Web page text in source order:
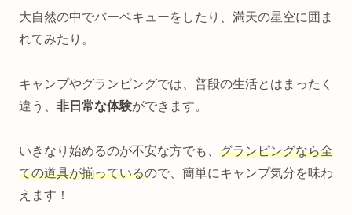
大自然の中でバーベキューをしたり、満天の星空に囲ま
れてみたり。
キャンプやグランピングでは、普段の生活とはまったく
違う、 非日常な体験ができます。
いきなり始めるのが不安な方でも、 グランピングなら全
ての道具が揃っているので、簡単にキャンプ気分を味わ
えます！